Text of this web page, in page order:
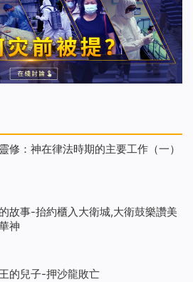
修：神在律法時期的主要工作（一）
故事-抬約櫃入大衛城,大衛鼓樂讚美
神
的兒子-押沙龍敗亡